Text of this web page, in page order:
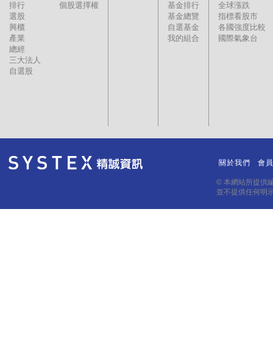
09:15:14
14.55
09:15:14
14.55
09:15:14
14.55
09:14:44
09:11:41
14.5
09:02:00
14.55
排行
選股
興櫃
產業
總經
三大法人
自選股
個股選擇權
基金排行
基金總覽
自選基金
我的組合
全球漲跌
指標看股市
各國強度比較
國際氣象台
關於我們 會
© 本網站所提供
並不提供任何明